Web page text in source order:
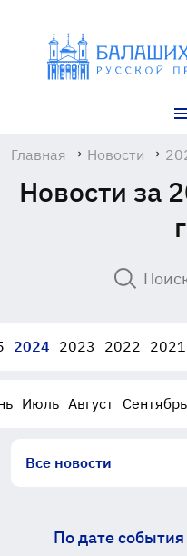
Главная → Новости →
Новости за
2024 2023 2022 2021
Июль Август Сентябрь
Все новости
По дате события